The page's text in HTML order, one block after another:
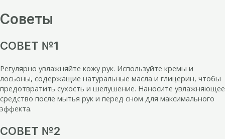
Советы
СОВЕТ №1
Регулярно увлажняйте кожу рук. Используйте кремы и
лосьоны, содержащие натуральные масла и глицерин, чтобы
предотвратить сухость и шелушение. Наносите увлажняющее
средство после мытья рук и перед сном для максимального
эффекта.
СОВЕТ №2